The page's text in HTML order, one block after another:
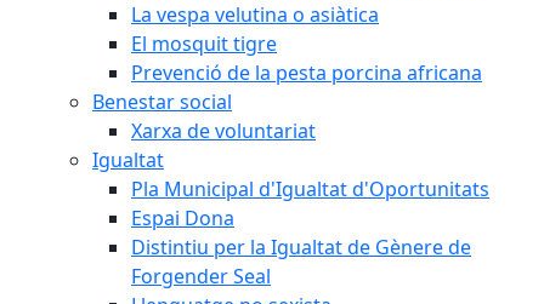
La vespa velutina o asiàtica
El mosquit tigre
Prevenció de la pesta porcina africana
Benestar social
Xarxa de voluntariat
Igualtat
Pla Municipal d'Igualtat d'Oportunitats
Espai Dona
Distintiu per la Igualtat de Gènere de
Forgender Seal